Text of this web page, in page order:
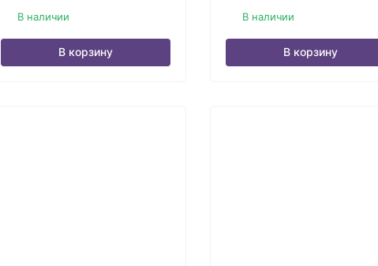
В наличии
В корзину
В наличии
В корзину